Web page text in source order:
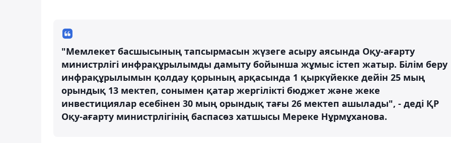
"Мемлекет басшысының тапсырмасын жүзеге асыру аясында Оқу-ағарту
министрлігі инфрақұрылымды дамыту бойынша жұмыс істеп жатыр. Білім беру
инфрақұрылымын қолдау қорының арқасында 1 қыркүйекке дейін 25 мың
орындық 13 мектеп, сонымен қатар жергілікті бюджет және жеке
инвестициялар есебінен 30 мың орындық тағы 26 мектеп ашылады", - деді ҚР
Оқу-ағарту министрлігінің баспасөз хатшысы Мереке Нұрмұханова.